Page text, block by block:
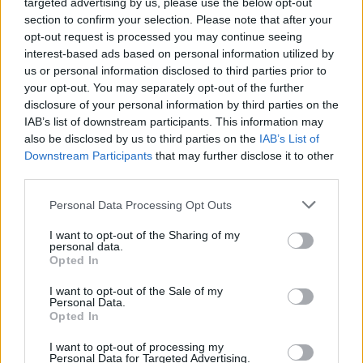
section to confirm your selection. Please note that after your
opt-out request is processed you may continue seeing
interest-based ads based on personal information utilized by
us or personal information disclosed to third parties prior to
your opt-out. You may separately opt-out of the further
disclosure of your personal information by third parties on the
IAB’s list of downstream participants. This information may
also be disclosed by us to third parties on the IAB’s List of
Downstream Participants that may further disclose it to other
Please note that this website/app uses one or more Google
not limited to your visit or usage behaviour. You may click to
grant or deny consent to Google and its third-party tags to
use your data for below specified purposes in below Google
consent section.
Personal Data Processing Opt Outs
I want to opt-out of the Sharing of my
personal data.
Opted In
I want to opt-out of the Sale of my
Personal Data.
Opted In
I want to opt-out of processing my
Personal Data for Targeted Advertising.
Nyilas (11. 23-12. 21.) Ma még egy rettegett első
randi is jól sikerül, és miután kibontakoztattad
kreativitásodat, joggal remélheted, hogy meg is
élhetsz a tehetségedből.
3 nagyon nehéz időszak áll előttünk